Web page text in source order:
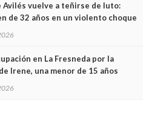
Avilés vuelve a teñirse de luto:
de 32 años en un violento choque
en La Fresneda por la
Irene, una menor de 15 años